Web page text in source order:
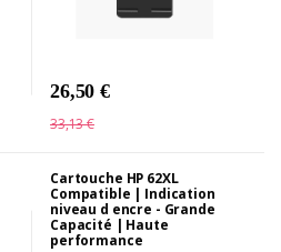
26,50 €
33,13 €
Cartouche HP 62XL
Compatible | Indication
niveau d encre - Grande
Capacité | Haute
performance